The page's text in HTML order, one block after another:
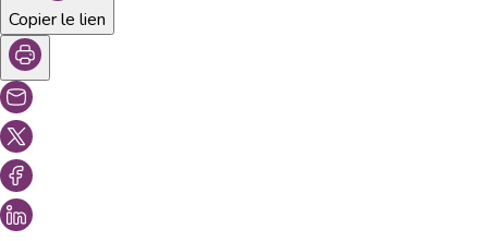
Copier le lien